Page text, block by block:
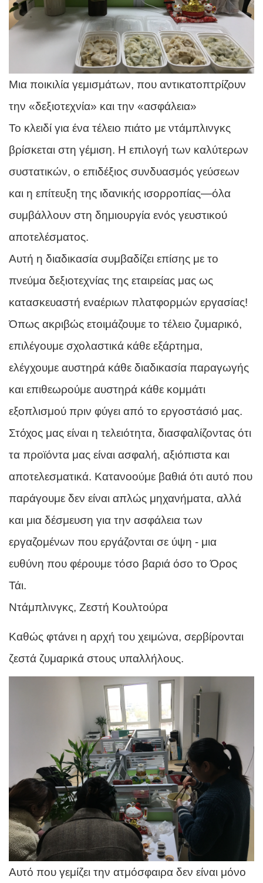
Μια ποικιλία γεμισμάτων, που αντικατοπτρίζουν
την «δεξιοτεχνία» και την «ασφάλεια»
Το κλειδί για ένα τέλειο πιάτο με ντάμπλινγκς
βρίσκεται στη γέμιση. Η επιλογή των καλύτερων
συστατικών, ο επιδέξιος συνδυασμός γεύσεων
και η επίτευξη της ιδανικής ισορροπίας—όλα
συμβάλλουν στη δημιουργία ενός γευστικού
αποτελέσματος.
Αυτή η διαδικασία συμβαδίζει επίσης με το
πνεύμα δεξιοτεχνίας της εταιρείας μας ως
κατασκευαστή εναέριων πλατφορμών εργασίας!
Όπως ακριβώς ετοιμάζουμε το τέλειο ζυμαρικό,
επιλέγουμε σχολαστικά κάθε εξάρτημα,
ελέγχουμε αυστηρά κάθε διαδικασία παραγωγής
και επιθεωρούμε αυστηρά κάθε κομμάτι
εξοπλισμού πριν φύγει από το εργοστάσιό μας.
Στόχος μας είναι η τελειότητα, διασφαλίζοντας ότι
τα προϊόντα μας είναι ασφαλή, αξιόπιστα και
αποτελεσματικά. Κατανοούμε βαθιά ότι αυτό που
παράγουμε δεν είναι απλώς μηχανήματα, αλλά
και μια δέσμευση για την ασφάλεια των
εργαζομένων που εργάζονται σε ύψη - μια
ευθύνη που φέρουμε τόσο βαριά όσο το Όρος
Τάι.
Ντάμπλινγκς, Ζεστή Κουλτούρα
Καθώς φτάνει η αρχή του χειμώνα, σερβίρονται
ζεστά ζυμαρικά στους υπαλλήλους.
Αυτό που γεμίζει την ατμόσφαιρα δεν είναι μόνο